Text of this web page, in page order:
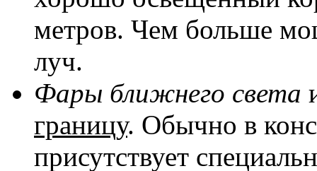
метров. Чем больше
луч.
Фары ближнего света
границу. Обычно в
присутствует